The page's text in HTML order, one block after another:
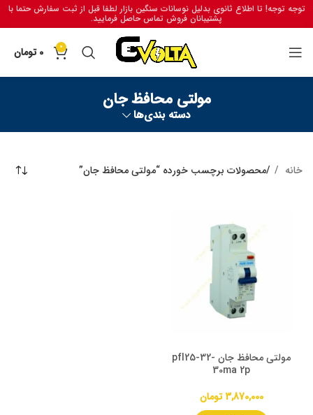
توجه توجه! تا اطلاع ثانوی بدلیل نوسانات سنگین بازار لطفا قبل از ثبت سفارش حتما با
پشتیبانان فروش تماس حاصل فرمایید.
0
0 تومان
مولتی محافظ جان
دسته بندی‌ها
خانه محصولات برچسب خورده “مولتی محافظ جان”
مولتی محافظ جان pfl25-32-
30ma 2p
3,870,000 تومان